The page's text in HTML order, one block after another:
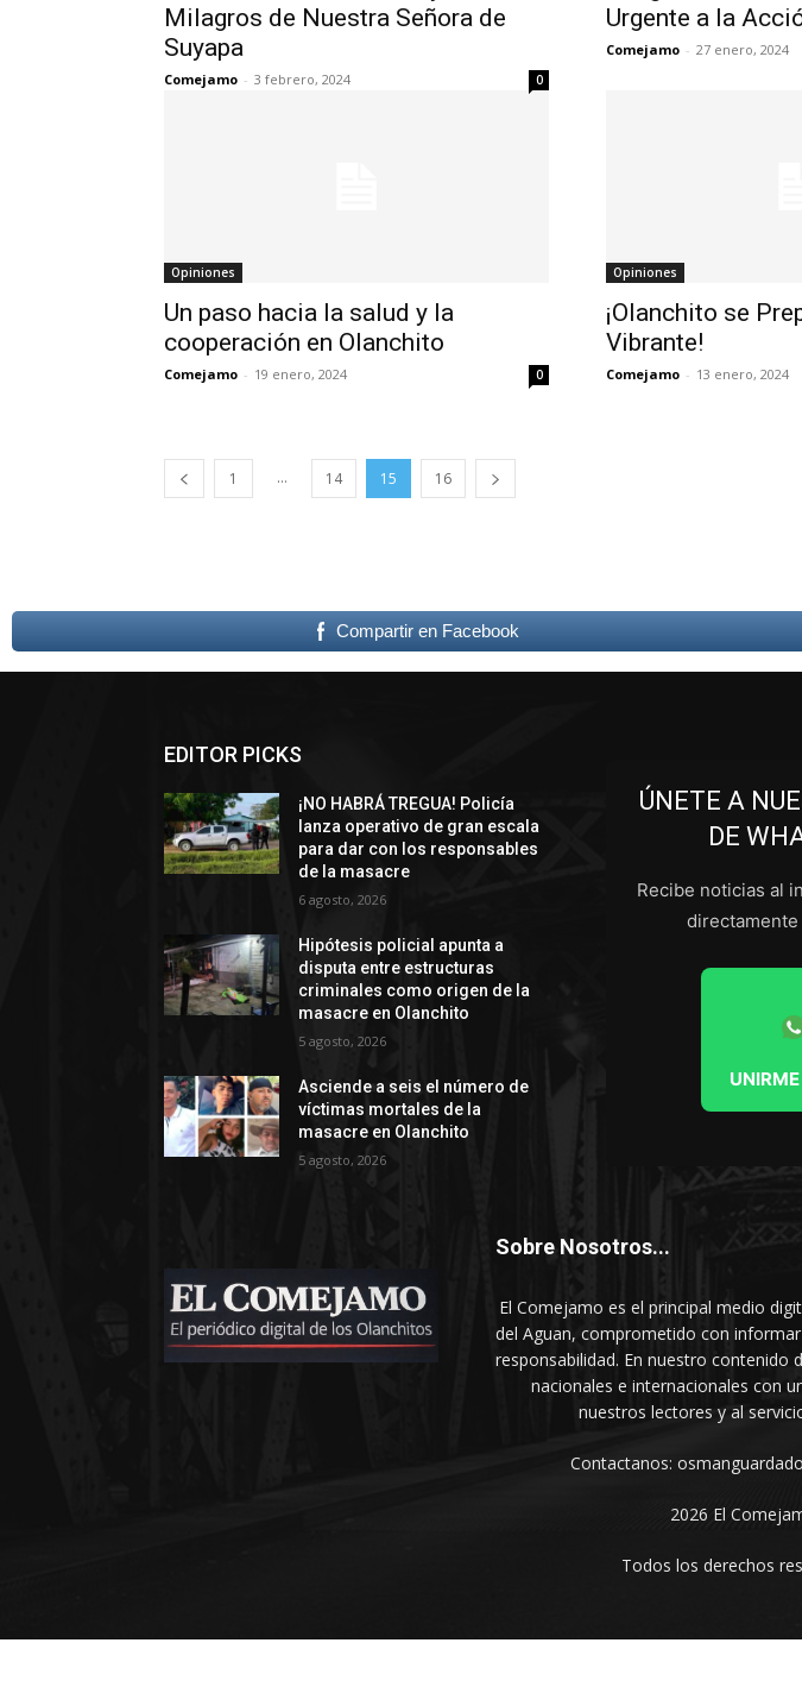
Milagros de Nuestra Señora de
Suyapa
Comejamo - 3 febrero, 2024 0
Urgente a la
Comejamo - 27 enero, 2024
Opiniones
Un paso hacia la salud y la
cooperación en Olanchito
Comejamo - 19 enero, 2024 0
Opiniones
¡Olanchito se
Vibrante!
Comejamo - 13 enero, 2024
1 ... 14 15 16
Compartir en Facebook
EDITOR PICKS
¡NO HABRÁ TREGUA! Policía
lanza operativo de gran escala
para dar con los responsables
de la masacre
6 agosto, 2026
Hipótesis policial apunta a
disputa entre estructuras
criminales como origen de la
masacre en Olanchito
5 agosto, 2026
Asciende a seis el número de
víctimas mortales de la
masacre en Olanchito
5 agosto, 2026
ÚNETE A
DE
Recibe noticias al
Sobre Nosotros...
El Comejamo es el principal medio
del Aguan, comprometido con
responsabilidad. En nuestro contenido
nacionales e internacionales con
nuestros lectores y al
Contactanos:
2026 El
Todos los derechos